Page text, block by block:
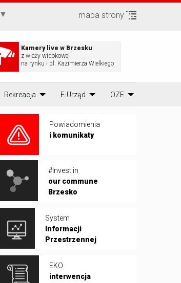
▼ mapa strony
Kamery live w Brzesku
z wieży widokowej
na rynku i pl. Kazimierza Wielkiego
Rekreacja E-Urząd OZE
Powiadomienia
i komunikaty
#Invest in
our commune
Brzesko
System
Informacji
Przestrzennej
EKO
interwencja